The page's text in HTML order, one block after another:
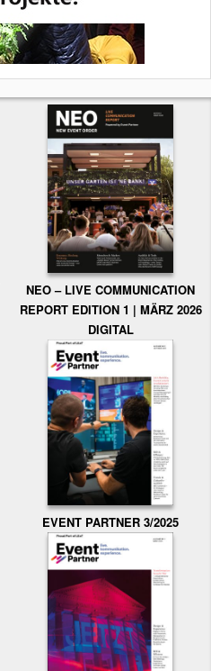
NEO – LIVE COMMUNICATION
REPORT EDITION 1 | MÄRZ 2026
DIGITAL
EVENT PARTNER 3/2025